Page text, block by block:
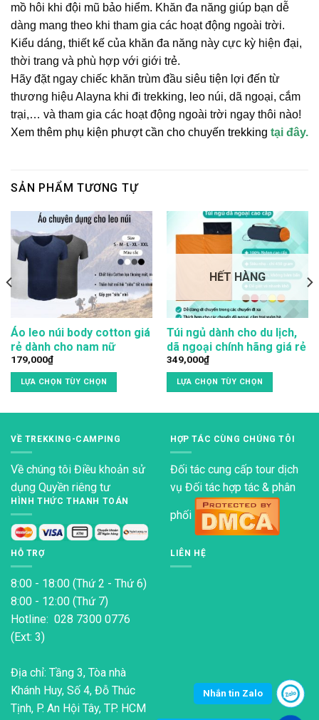
mồ hôi khi đội mũ bảo hiểm. Khăn đa năng giúp bạn dễ
dàng mang theo khi tham gia các hoạt động ngoài trời.
Kiểu dáng, thiết kế của khăn đa năng này cực kỳ hiện đại,
thời trang và phù hợp với giới trẻ.
Hãy đặt ngay chiếc khăn trùm đầu siêu tiện lợi đến từ
thương hiệu Alayna khi đi trekking, leo núi, dã ngoại, cắm
trại,… và tham gia các hoạt động ngoài trời ngay thôi nào!
Xem thêm phụ kiện phượt cần cho chuyến trekking tại đây.
SẢN PHẨM TƯƠNG TỰ
Áo leo núi body cotton giá
rẻ dành cho nam nữ
179,000₫
LỰA CHỌN TÙY CHỌN
phẩm
có
biến
thể.
Các
tùy
chọn
có
thể
được
trên
trang
sản
HẾT HÀNG
Túi ngủ dành cho du lịch,
dã ngoại chính hãng giá rẻ
349,000₫
LỰA CHỌN TÙY CHỌN
phẩm
có
biến
thể.
tùy
có
thể
VỀ TREKKING-CAMPING
Về chúng tôi Điều khoản sử
dụng Quyền riêng tư
HÌNH THỨC THANH TOÁN
HỢP TÁC CÙNG CHÚNG TÔI
Đối tác cung cấp tour dịch
vụ Đối tác hợp tác & phân
phối
HỖ TRỢ
8:00 - 18:00 (Thứ 2 - Thứ 6)
8:00 - 12:00 (Thứ 7)
Hotline: 028 7300 0776
(Ext: 3)
Địa chỉ: Tầng 3, Tòa nhà
Khánh Huy, Số 4, Đỗ Thúc
Tịnh, P. An Hội Tây, TP. HCM
LIÊN HỆ
Nhắn tin Zalo